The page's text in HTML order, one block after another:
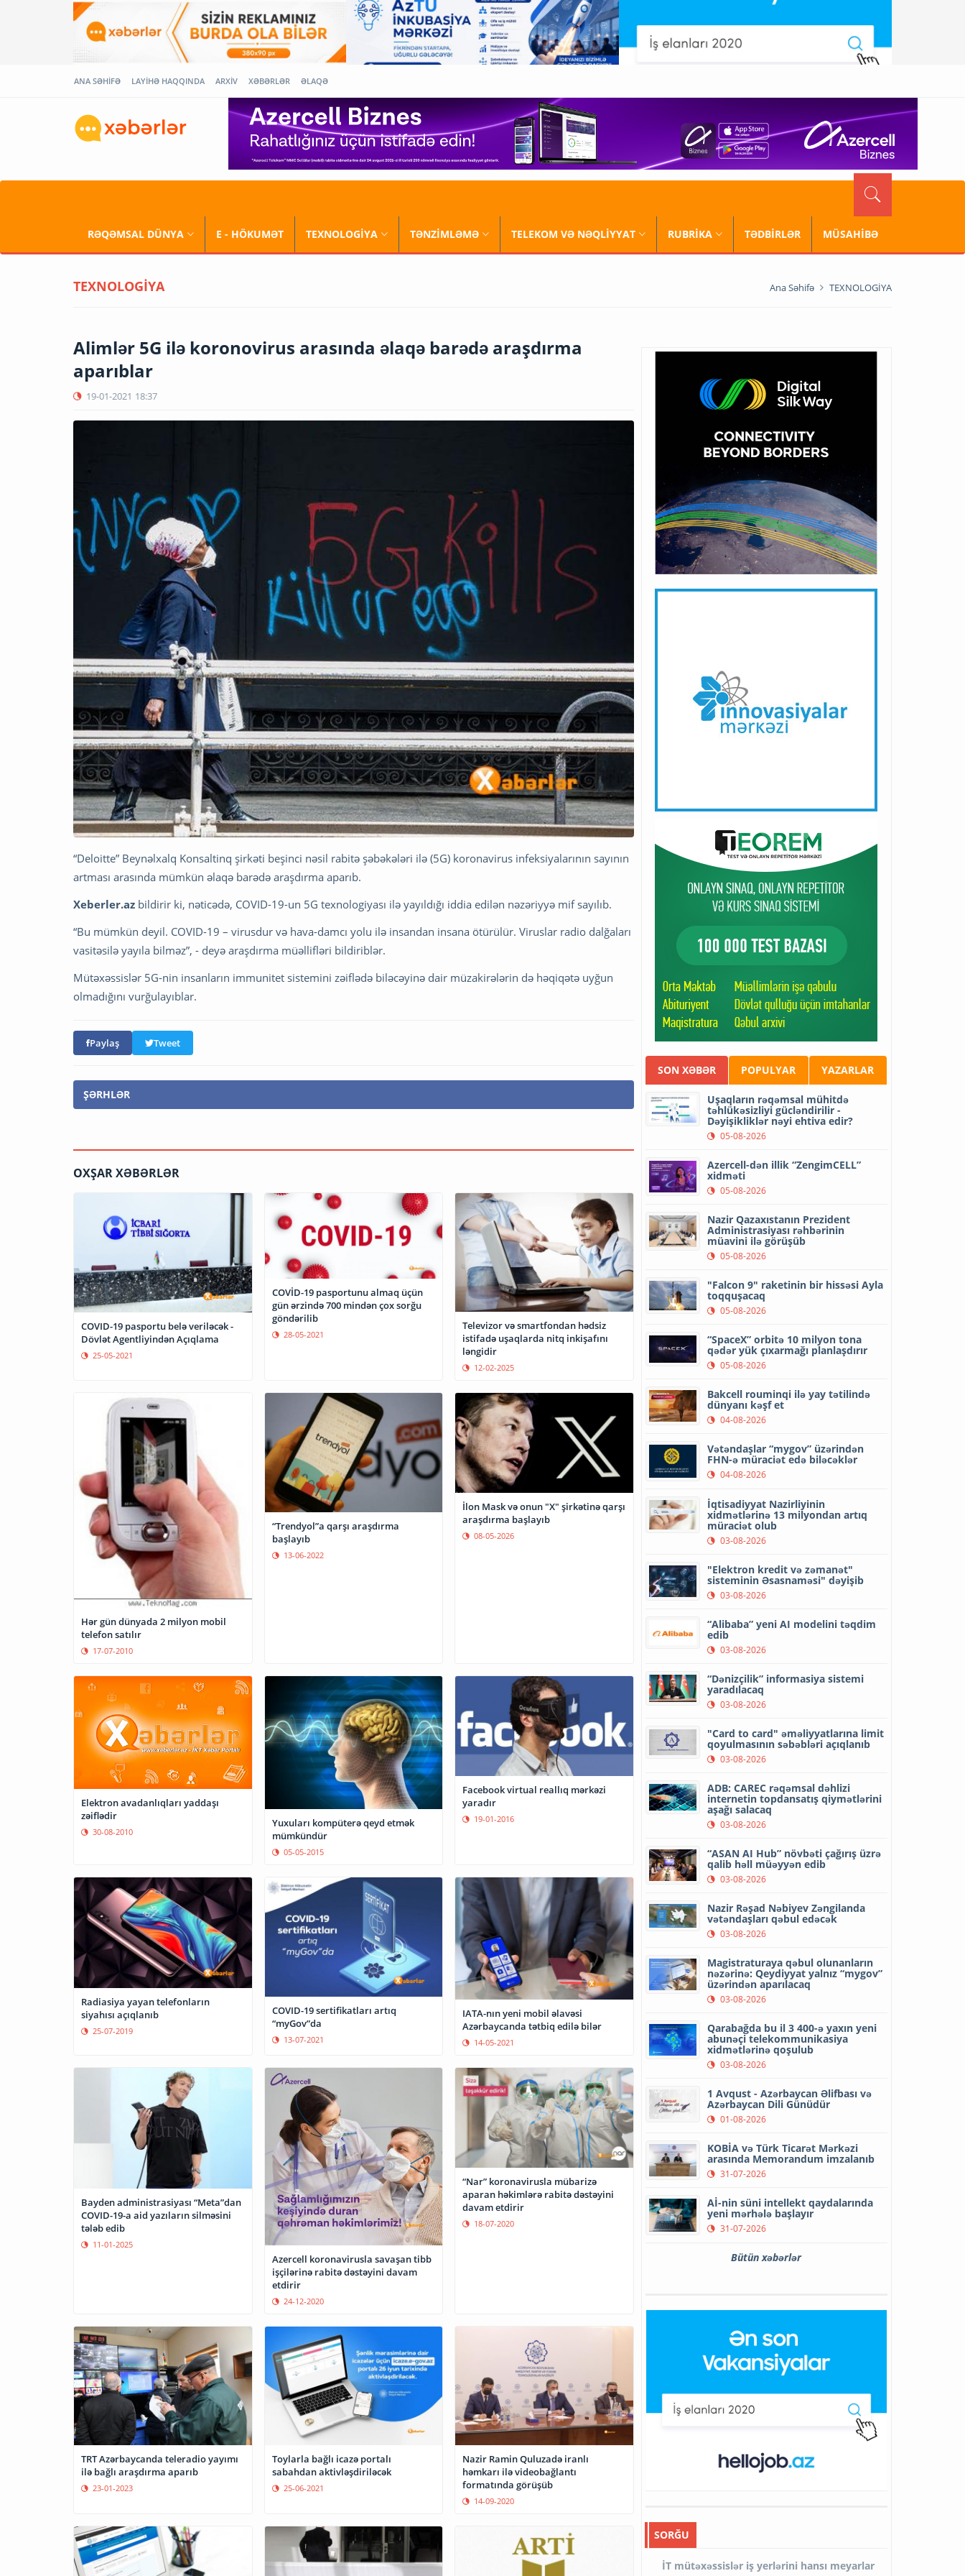
ANA SƏHİFƏ LAYİHƏ HAQQINDA ARXİV XƏBƏRLƏR ƏLAQƏ
RƏQƏMSAL DÜNYA E - HÖKUMƏT TEXNOLOGİYA TƏNZİMLƏMƏ TELEKOM VƏ NƏQLİYYAT RUBRİKA TƏDBİRLƏR MÜSAHİBƏ
TEXNOLOGİYA Ana Səhifə TEXNOLOGİYA
Alimlər 5G ilə koronovirus arasında əlaqə barədə araşdırma
aparıblar
19-01-2021 18:37
“Deloitte” Beynəlxalq Konsaltinq şirkəti beşinci nəsil rabitə şəbəkələri ilə (5G) koronavirus infeksiyalarının sayının
artması arasında mümkün əlaqə barədə araşdırma aparıb.
Xeberler.az bildirir ki, nəticədə, COVID-19-un 5G texnologiyası ilə yayıldığı iddia edilən nəzəriyyə mif sayılıb.
“Bu mümkün deyil. COVID-19 – virusdur və hava-damcı yolu ilə insandan insana ötürülür. Viruslar radio dalğaları
vasitəsilə yayıla bilməz”, - deyə araşdırma müəllifləri bildiriblər.
Mütəxəssislər 5G-nin insanların immunitet sistemini zəiflədə biləcəyinə dair müzakirələrin də həqiqətə uyğun
olmadığını vurğulayıblar.
Paylaş Tweet
ŞƏRHLƏR
OXŞAR XƏBƏRLƏR
COVID-19 pasportu belə veriləcək -
Dövlət Agentliyindən Açıqlama
25-05-2021
COVİD-19 pasportunu almaq üçün
gün ərzində 700 mindən çox sorğu
göndərilib
28-05-2021
Televizor və smartfondan hədsiz
istifadə uşaqlarda nitq inkişafını
ləngidir
12-02-2025
Hər gün dünyada 2 milyon mobil
telefon satılır
17-07-2010
“Trendyol”a qarşı araşdırma
başlayıb
13-06-2022
İlon Mask və onun "X" şirkətinə qarşı
araşdırma başlayıb
08-05-2026
Elektron avadanlıqları yaddaşı
zəiflədir
30-08-2010
Yuxuları kompüterə qeyd etmək
mümkündür
05-05-2015
Facebook virtual reallıq mərkəzi
yaradır
19-01-2016
Radiasiya yayan telefonların
siyahısı açıqlanıb
25-07-2019
COVID-19 sertifikatları artıq
“myGov”da
13-07-2021
IATA-nın yeni mobil əlavəsi
Azərbaycanda tətbiq edilə bilər
14-05-2021
Bayden administrasiyası “Meta”dan
COVID-19-a aid yazıların silməsini
tələb edib
11-01-2025
Azercell koronavirusla savaşan tibb
işçilərinə rabitə dəstəyini davam
etdirir
24-12-2020
“Nar” koronavirusla mübarizə
aparan həkimlərə rabitə dəstəyini
davam etdirir
18-07-2020
TRT Azərbaycanda teleradio yayımı
ilə bağlı araşdırma aparıb
23-01-2023
Toylarla bağlı icazə portalı
sabahdan aktivləşdiriləcək
25-06-2021
Nazir Ramin Quluzadə iranlı
həmkarı ilə videobağlantı
formatında görüşüb
14-09-2020
SON XƏBƏR POPULYAR YAZARLAR
Uşaqların rəqəmsal mühitdə
təhlükəsizliyi gücləndirilir -
Dəyişikliklər nəyi ehtiva edir?
05-08-2026
Azercell-dən illik “ZengimCELL”
xidməti
05-08-2026
Nazir Qazaxıstanın Prezident
Administrasiyası rəhbərinin
müavini ilə görüşüb
05-08-2026
"Falcon 9" raketinin bir hissəsi Ayla
toqquşacaq
05-08-2026
“SpaceX” orbitə 10 milyon tona
qədər yük çıxarmağı planlaşdırır
05-08-2026
Bakcell rouminqi ilə yay tətilində
dünyanı kəşf et
04-08-2026
Vətəndaşlar “mygov” üzərindən
FHN-ə müraciət edə biləcəklər
04-08-2026
İqtisadiyyat Nazirliyinin
xidmətlərinə 13 milyondan artıq
müraciət olub
03-08-2026
"Elektron kredit və zəmanət"
sisteminin Əsasnaməsi" dəyişib
03-08-2026
“Alibaba” yeni AI modelini təqdim
edib
03-08-2026
“Dənizçilik” informasiya sistemi
yaradılacaq
03-08-2026
"Card to card" əməliyyatlarına limit
qoyulmasının səbəbləri açıqlanıb
03-08-2026
ADB: CAREC rəqəmsal dəhlizi
internetin topdansatış qiymətlərini
aşağı salacaq
03-08-2026
“ASAN AI Hub” növbəti çağırış üzrə
qalib həll müəyyən edib
03-08-2026
Nazir Rəşad Nəbiyev Zəngilanda
vətəndaşları qəbul edəcək
03-08-2026
Magistraturaya qəbul olunanların
nəzərinə: Qeydiyyat yalnız “mygov”
üzərindən aparılacaq
03-08-2026
Qarabağda bu il 3 400-ə yaxın yeni
abunəçi telekommunikasiya
xidmətlərinə qoşulub
03-08-2026
1 Avqust - Azərbaycan Əlifbası və
Azərbaycan Dili Günüdür
01-08-2026
KOBİA və Türk Ticarət Mərkəzi
arasında Memorandum imzalanıb
31-07-2026
Aİ-nin süni intellekt qaydalarında
yeni mərhələ başlayır
31-07-2026
Bütün xəbərlər
SORĞU
İT mütəxəssislər iş yerlərini hansı meyarlar